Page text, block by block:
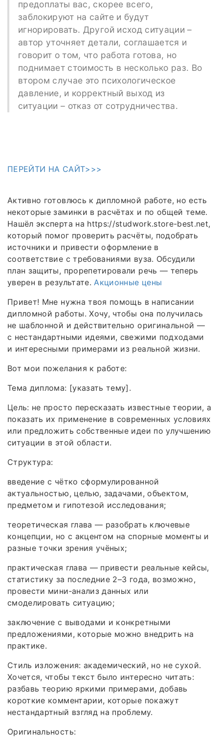
предоплаты вас, скорее всего,
заблокируют на сайте и будут
игнорировать. Другой исход ситуации –
автор уточняет детали, соглашается и
говорит о том, что работа готова, но
поднимает стоимость в несколько раз. Во
втором случае это психологическое
давление, и корректный выход из
ситуации – отказ от сотрудничества.
ПЕРЕЙТИ НА САЙТ>>>
Активно готовлюсь к дипломной работе, но есть
некоторые заминки в расчётах и по общей теме.
Нашёл эксперта на https://studwork.store-best.net,
который помог проверить расчёты, подобрать
источники и привести оформление в
соответствие с требованиями вуза. Обсудили
план защиты, прорепетировали речь — теперь
уверен в результате. Акционные цены
Привет! Мне нужна твоя помощь в написании
дипломной работы. Хочу, чтобы она получилась
не шаблонной и действительно оригинальной —
с нестандартными идеями, свежими подходами
и интересными примерами из реальной жизни.
Вот мои пожелания к работе:
Тема диплома: [указать тему].
Цель: не просто пересказать известные теории, а
показать их применение в современных условиях
или предложить собственные идеи по улучшению
ситуации в этой области.
Структура:
введение с чётко сформулированной
актуальностью, целью, задачами, объектом,
предметом и гипотезой исследования;
теоретическая глава — разобрать ключевые
концепции, но с акцентом на спорные моменты и
разные точки зрения учёных;
практическая глава — привести реальные кейсы,
статистику за последние 2–3 года, возможно,
провести мини‑анализ данных или
смоделировать ситуацию;
заключение с выводами и конкретными
предложениями, которые можно внедрить на
практике.
Стиль изложения: академический, но не сухой.
Хочется, чтобы текст было интересно читать:
разбавь теорию яркими примерами, добавь
короткие комментарии, которые покажут
нестандартный взгляд на проблему.
Оригинальность: